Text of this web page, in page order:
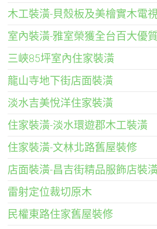
木工裝潢-貝殼板及美檜實木電
室內裝潢-雅室榮獲全台百大優
三峽85坪室內住家裝潢
龍山寺地下街店面裝潢
淡水吉美悅洋住家裝潢
住家裝潢-淡水環遊郡木工裝潢
住家裝潢-文林北路舊屋裝修
店面裝潢-昌吉街精品服飾店裝
雷射定位裁切原木
民權東路住家舊屋裝修